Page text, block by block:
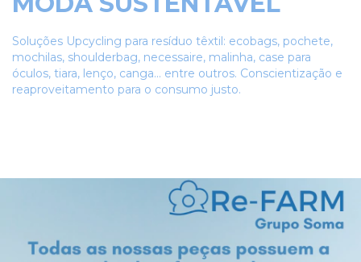
Soluções Upcycling para resíduo têxtil: ecobags, pochete,
mochilas, shoulderbag, necessaire, malinha, case para
óculos, tiara, lenço, canga... entre outros. Conscientização e
reaproveitamento para o consumo justo.